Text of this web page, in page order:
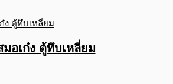
อเก๋ง ตู้ทึบเหลี่ยม